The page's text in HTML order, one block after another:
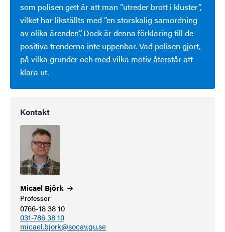
som polisen gett är att man ”utreder brott i kluster”,
vilket har likställts med ”en storskalig samordning
av olika ärenden”. Dock är denna förklaring till de
positiva trenderna inte uppenbar. Vad polisen gjort,
på vilka grunder och med vilka motiv återstår att
klara ut.
Kontakt
Micael Björk
Professor
0766-18 38 10
031-786 38 10
micael.bjork@socav.gu.se